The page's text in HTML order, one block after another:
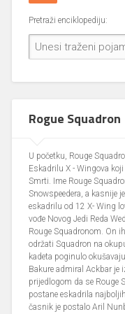
Pretraži enciklopediju:
Rogue Squadron
U početku, Rouge
Eskadrilu X - Wingova
Smrti. Ime Rouge
Snowspeedera, a kasnije
eskadrilu od 12 X- Wing
vođe Novog Jedi Reda
Rouge Squadronom. On
održati Squadron na
kadeta poginulo
Bakure admiral Ackbar je
prijedlogom da se Rouge
postane eskadrila
časnik je postalo Aril